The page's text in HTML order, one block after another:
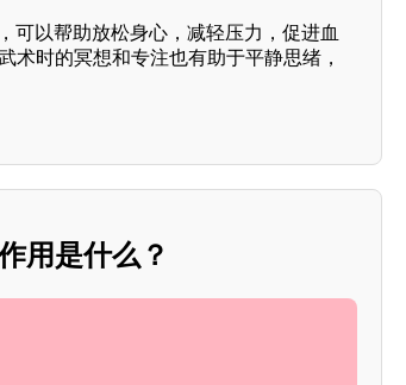
可以帮助放松身心，减轻压力，促进血
术时的冥想和专注也有助于平静思绪，
用是什么？